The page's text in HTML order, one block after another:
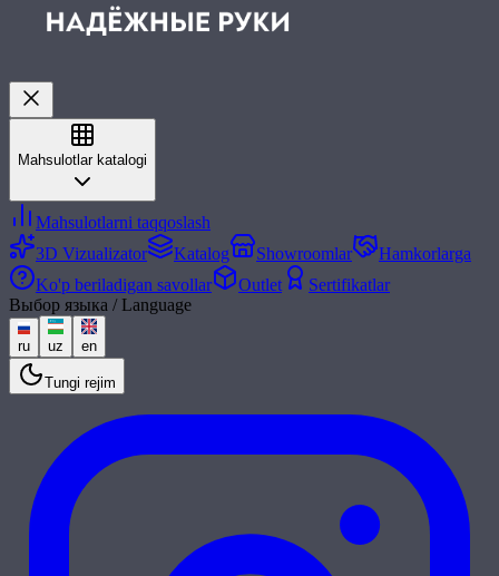
Mahsulotlar katalogi
Mahsulotlarni taqqoslash
3D Vizualizator
Katalog Showroomlar
Hamkorlarga
Ko'p beriladigan savollar
Outlet
Sertifikatlar
Выбор языка / Language
ru uz en
Tungi rejim